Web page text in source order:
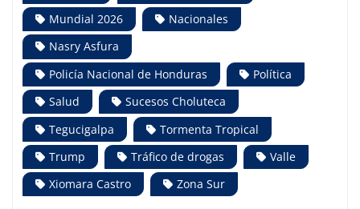
Mundial 2026
Nacionales
Nasry Asfura
Policía Nacional de Honduras
Política
Salud
Sucesos Choluteca
Tegucigalpa
Tormenta Tropical
Trump
Tráfico de drogas
Valle
Xiomara Castro
Zona Sur